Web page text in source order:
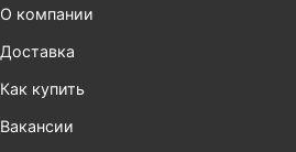
О компании
Доставка
Как купить
Вакансии